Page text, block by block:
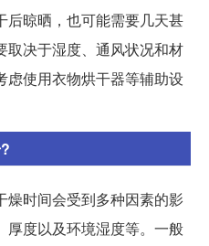
后晾晒，也可能需要几天甚
取决于湿度、通风状况和材
虑使用衣物烘干器等辅助设
燥时间会受到多种因素的影
厚度以及环境湿度等。一般